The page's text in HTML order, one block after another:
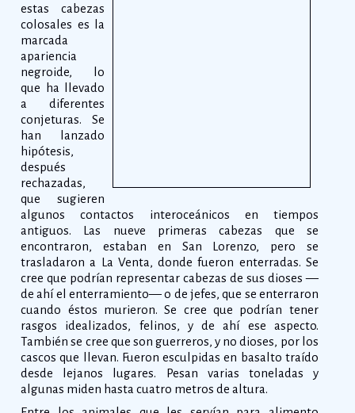
estas cabezas
colosales es la
marcada
apariencia
negroide, lo
que ha llevado
a diferentes
conjeturas. Se
han lanzado
hipótesis,
después
rechazadas,
que sugieren
algunos contactos interoceánicos en tiempos
antiguos. Las nueve primeras cabezas que se
encontraron, estaban en San Lorenzo, pero se
trasladaron a La Venta, donde fueron enterradas. Se
cree que podrían representar cabezas de sus dioses —
de ahí el enterramiento— o de jefes, que se enterraron
cuando éstos murieron. Se cree que podrían tener
rasgos idealizados, felinos, y de ahí ese aspecto.
También se cree que son guerreros, y no dioses, por los
cascos que llevan. Fueron esculpidas en basalto traído
desde lejanos lugares. Pesan varias toneladas y
algunas miden hasta cuatro metros de altura.